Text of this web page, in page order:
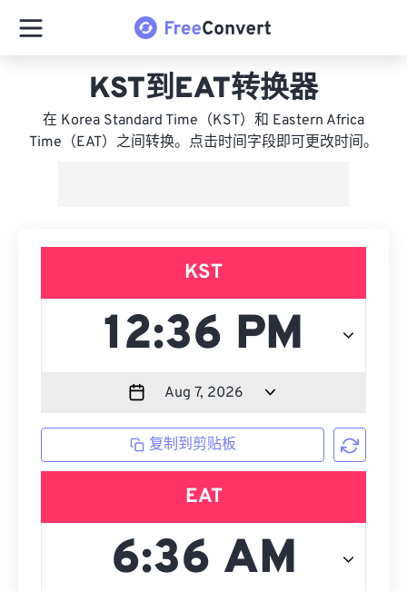
KST到EAT转换器
在 Korea Standard Time（KST）和 Eastern Africa
Time（EAT）之间转换。点击时间字段即可更改时间。
KST
复制到剪贴板
EAT